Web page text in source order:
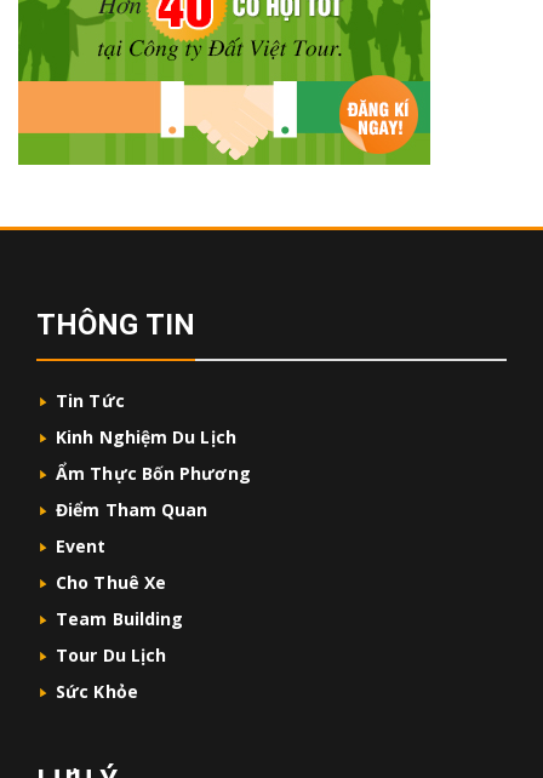
THÔNG TIN
Tin Tức
Kinh Nghiệm Du Lịch
Ẩm Thực Bốn Phương
Điểm Tham Quan
Event
Cho Thuê Xe
Team Building
Tour Du Lịch
Sức Khỏe